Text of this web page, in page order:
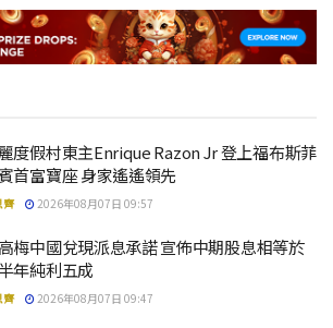
度假村東主Enrique Razon Jr 登上福布斯菲
首富寶座 身家遙遙領先
齊 2026年08月07日 09:57
梅中國兌現派息承諾 宣佈中期股息相等於
年純利五成
齊 2026年08月07日 09:47